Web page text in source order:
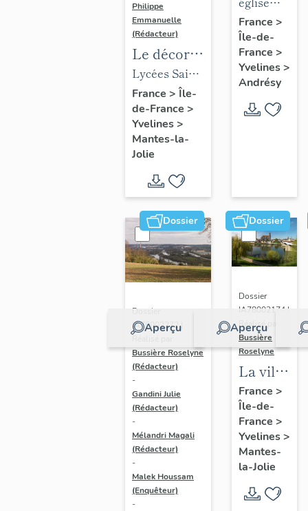
Philippe
Emmanuelle
(Rédacteur)
Le décor
des lycées
de Mantes
Lycées Saint-
Exupéry et
Jean Rostand
France > Île-
de-France >
Yvelines>
Mantes-la-
Jolie
de
l'église
Saint-
Germain-
de-
Paris
paroissiale
Saint-
Germain
France >
Île-de-
France >
Yvelines>
Andrésy
Dossier
Aperçu
Dossier
IA78002272 |
Bussière Roselyne
(Rédacteur)
-
Gandini Julie
(Rédacteur)
-
Mélandri Magali
(Rédacteur)
-
Malek Houssam
(Enquêteur)
-
Dossier
Aperçu
Dossier
IA78002174 |
Réalisé par
Bussière
Roselyne
La ville
de
Mantes-
la-Jolie
France >
Île-de-
France >
Yvelines>
Mantes-
la-Jolie